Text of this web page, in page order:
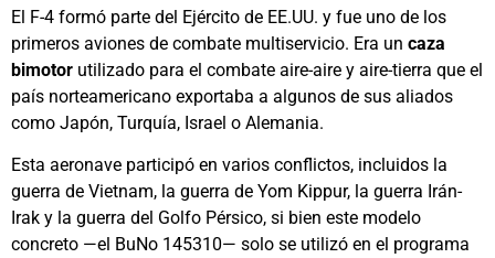
El F-4 formó parte del Ejército de EE.UU. y fue uno de los
primeros aviones de combate multiservicio. Era un caza
bimotor utilizado para el combate aire-aire y aire-tierra que el
país norteamericano exportaba a algunos de sus aliados
como Japón, Turquía, Israel o Alemania.
Esta aeronave participó en varios conflictos, incluidos la
guerra de Vietnam, la guerra de Yom Kippur, la guerra Irán-
Irak y la guerra del Golfo Pérsico, si bien este modelo
concreto —el BuNo 145310— solo se utilizó en el programa